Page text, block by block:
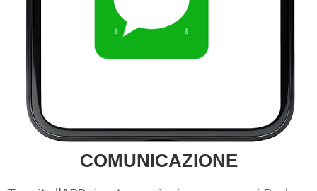
COMUNICAZIONE